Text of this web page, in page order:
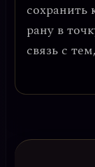
сохранить
рану в
связь с